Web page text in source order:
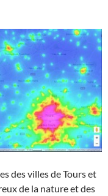
des villes de Tours et
de la nature et des